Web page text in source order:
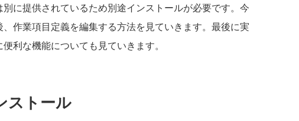
に提供されているため別途インストールが必要です。今
作業項目定義を編集する方法を見ていきます。最後に実
利な機能についても見ていきます。
ストール